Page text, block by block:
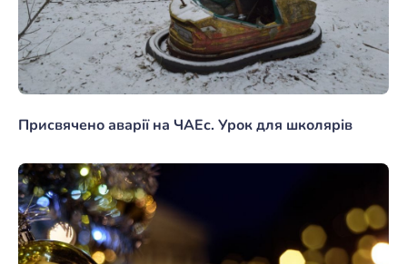
Присвячено аварії на ЧАЕс. Урок для школярів